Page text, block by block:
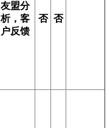
友盟分
析，客
户反馈
否 否